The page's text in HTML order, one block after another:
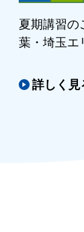
夏期講習の
葉・埼玉エ
詳しく見